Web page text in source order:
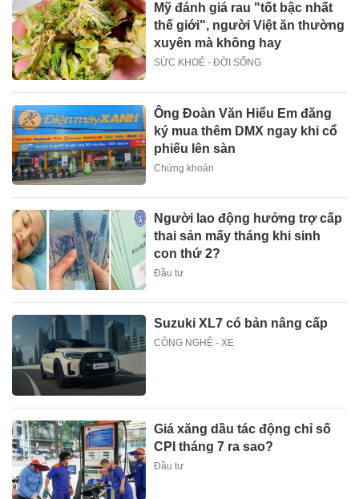
Mỹ đánh giá rau "tốt bậc nhất
thế giới", người Việt ăn thường
xuyên mà không hay
SỨC KHOẺ - ĐỜI SỐNG
Ông Đoàn Văn Hiểu Em đăng
ký mua thêm DMX ngay khi cổ
phiếu lên sàn
Chứng khoán
Người lao động hưởng trợ cấp
thai sản mấy tháng khi sinh
con thứ 2?
Đầu tư
Suzuki XL7 có bản nâng cấp
CÔNG NGHỆ - XE
Giá xăng dầu tác động chỉ số
CPI tháng 7 ra sao?
Đầu tư